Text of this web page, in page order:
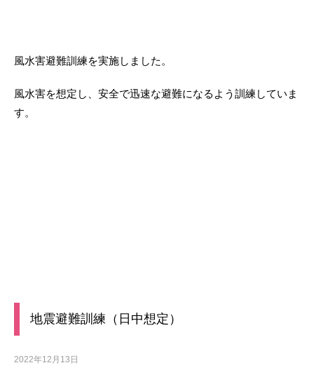
風水害避難訓練を実施しました。
風水害を想定し、安全で迅速な避難になるよう訓練していま
す。
地震避難訓練（日中想定）
2022年12月13日